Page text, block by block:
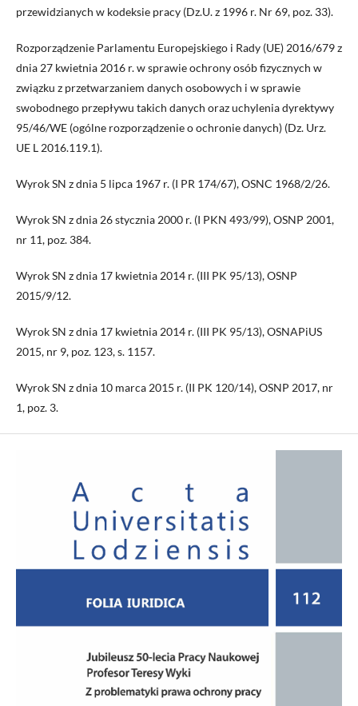
przewidzianych w kodeksie pracy (Dz.U. z 1996 r. Nr 69, poz. 33).
Rozporządzenie Parlamentu Europejskiego i Rady (UE) 2016/679 z
dnia 27 kwietnia 2016 r. w sprawie ochrony osób fizycznych w
związku z przetwarzaniem danych osobowych i w sprawie
swobodnego przepływu takich danych oraz uchylenia dyrektywy
95/46/WE (ogólne rozporządzenie o ochronie danych) (Dz. Urz.
UE L 2016.119.1).
Wyrok SN z dnia 5 lipca 1967 r. (I PR 174/67), OSNC 1968/2/26.
Wyrok SN z dnia 26 stycznia 2000 r. (I PKN 493/99), OSNP 2001,
nr 11, poz. 384.
Wyrok SN z dnia 17 kwietnia 2014 r. (III PK 95/13), OSNP
2015/9/12.
Wyrok SN z dnia 17 kwietnia 2014 r. (III PK 95/13), OSNAPiUS
2015, nr 9, poz. 123, s. 1157.
Wyrok SN z dnia 10 marca 2015 r. (II PK 120/14), OSNP 2017, nr
1, poz. 3.